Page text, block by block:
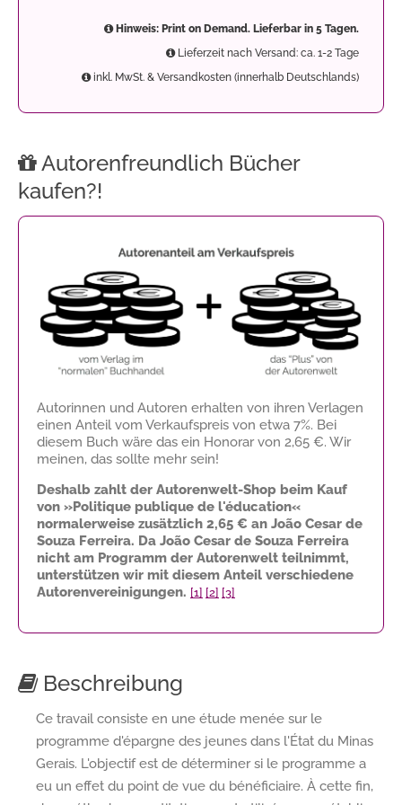
Hinweis: Print on Demand. Lieferbar in 5 Tagen.
Lieferzeit nach Versand: ca. 1-2 Tage
inkl. MwSt. & Versandkosten (innerhalb Deutschlands)
Autorenfreundlich Bücher
kaufen?!
Autorinnen und Autoren erhalten von ihren Verlagen
einen Anteil vom Verkaufspreis von etwa 7%. Bei
diesem Buch wäre das ein Honorar von 2,65 €. Wir
meinen, das sollte mehr sein!
Deshalb zahlt der Autorenwelt-Shop beim Kauf
von »Politique publique de l'éducation«
normalerweise zusätzlich 2,65 € an João Cesar de
Souza Ferreira. Da João Cesar de Souza Ferreira
nicht am Programm der Autorenwelt teilnimmt,
unterstützen wir mit diesem Anteil verschiedene
Autorenvereinigungen. [1] [2] [3]
Beschreibung
Ce travail consiste en une étude menée sur le
programme d'épargne des jeunes dans l'État du Minas
Gerais. L'objectif est de déterminer si le programme a
eu un effet du point de vue du bénéficiaire. À cette fin,